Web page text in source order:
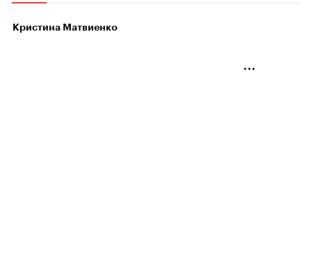
Кристина Матвиенко